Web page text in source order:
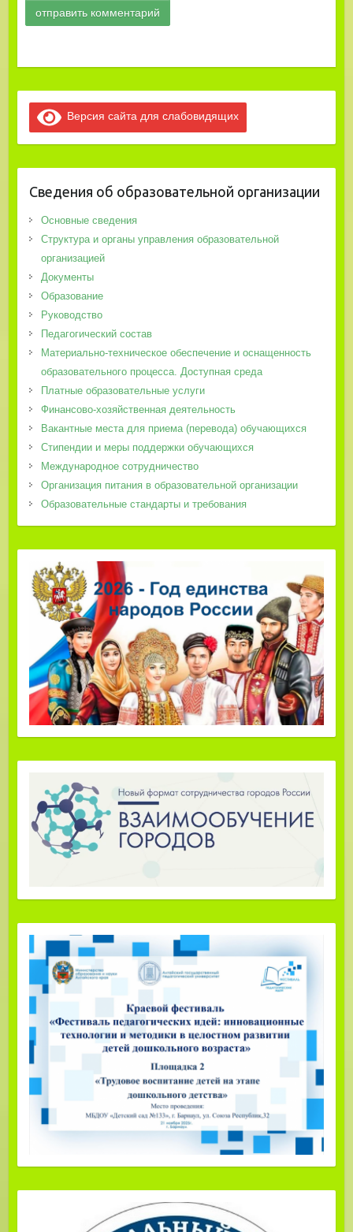
Версия сайта для слабовидящих
Сведения об образовательной организации
Основные сведения
Структура и органы управления образовательной
организацией
Документы
Образование
Руководство
Педагогический состав
Материально-техническое обеспечение и оснащенность
образовательного процесса. Доступная среда
Платные образовательные услуги
Финансово-хозяйственная деятельность
Вакантные места для приема (перевода) обучающихся
Стипендии и меры поддержки обучающихся
Международное сотрудничество
Организация питания в образовательной организации
Образовательные стандарты и требования